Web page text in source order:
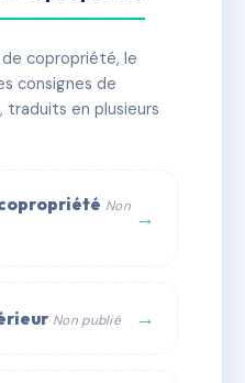
💬 WhatsApp
copropriété, le
consignes de
traduits en plusieurs
Non →
Non publié →